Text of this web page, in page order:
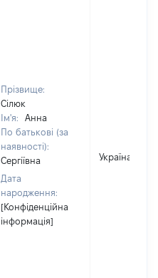
Прізвище:
Сілюк
Ім'я:
Анна
По батькові (за
наявності):
Сергіївна
Дата
народження:
[Конфіденційна
інформація]
Україна